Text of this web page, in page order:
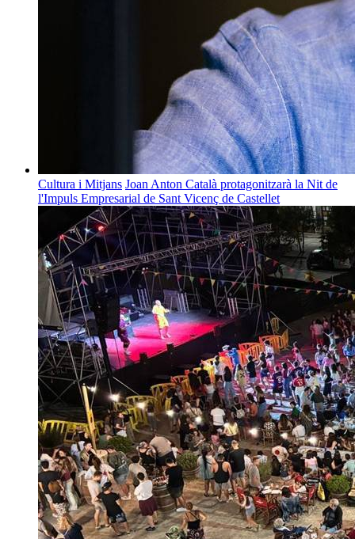
Cultura i Mitjans Joan Anton Català protagonitzarà la Nit de
l'Impuls Empresarial de Sant Vicenç de Castellet